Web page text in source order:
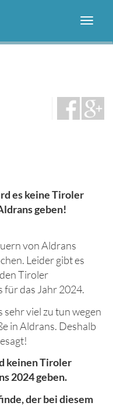
es keine Tiroler
geben!
von Aldrans
Leider gibt es
Tiroler
für das Jahr 2024.
viel zu tun wegen
in Aldrans. Deshalb
keinen Tiroler
2024 geben.
der bei diesem